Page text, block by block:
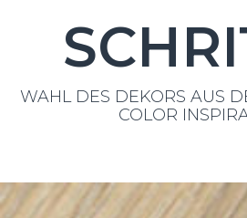
WAHL DES DEKORS AUS
COLOR